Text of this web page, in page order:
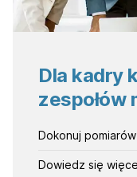
Dla kadry
zespołów
Dokonuj
Dowiedz się